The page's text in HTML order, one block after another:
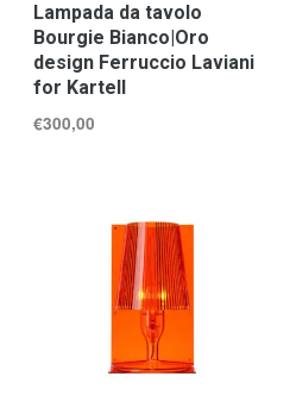
Lampada da tavolo
Bourgie Bianco|Oro
design Ferruccio Laviani
for Kartell
€300,00